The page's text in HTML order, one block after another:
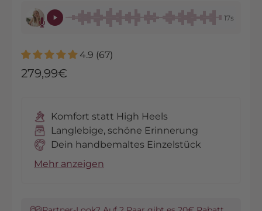
funkelndes Detail für Bräute, die an ihrem
Hochzeitstag strahlen möchten.
Jedes Paar wird auf Bestellung von Hand
Beschaffungsgebühr für das Basispaar Air
die Bearbeitungszeit, da dieser Sneaker auf
Bestellung veredelt wird und nicht sofort
ausgeliefert wird.
17s
4.9 (67)
Angebot
279,99€
Komfort statt High Heels
Langlebige, schöne Erinnerung
Dein handbemaltes Einzelstück
Mehr anzeigen